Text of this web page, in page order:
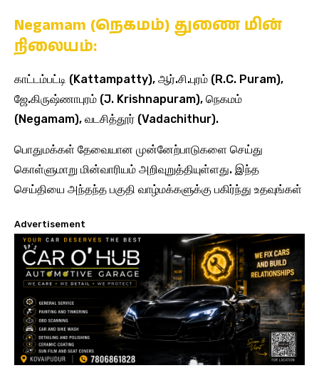
Negamam (நெகமம்) துணை மின்
நிலையம்:
காட்டம்பட்டி (Kattampatty), ஆர்.சி.புரம் (R.C. Puram),
ஜே.கிருஷ்ணாபுரம் (J. Krishnapuram), நெகமம்
(Negamam), வடசித்தூர் (Vadachithur).
பொதுமக்கள் தேவையான முன்னேற்பாடுகளை செய்து
கொள்ளுமாறு மின்வாரியம் அறிவுறுத்தியுள்ளது. இந்த
செய்தியை அந்தந்த பகுதி வாழ்மக்களுக்கு பகிர்ந்து உதவுங்கள்
Advertisement